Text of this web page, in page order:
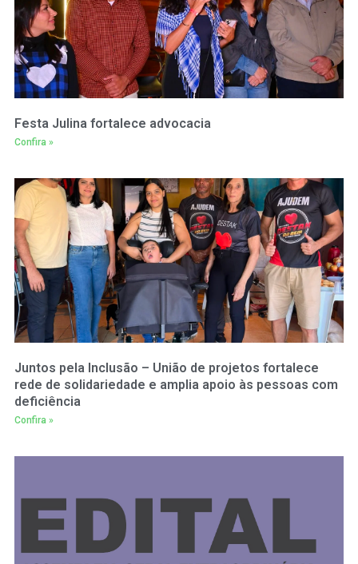
Festa Julina fortalece advocacia
Confira »
Juntos pela Inclusão – União de projetos fortalece
rede de solidariedade e amplia apoio às pessoas com
deficiência
Confira »